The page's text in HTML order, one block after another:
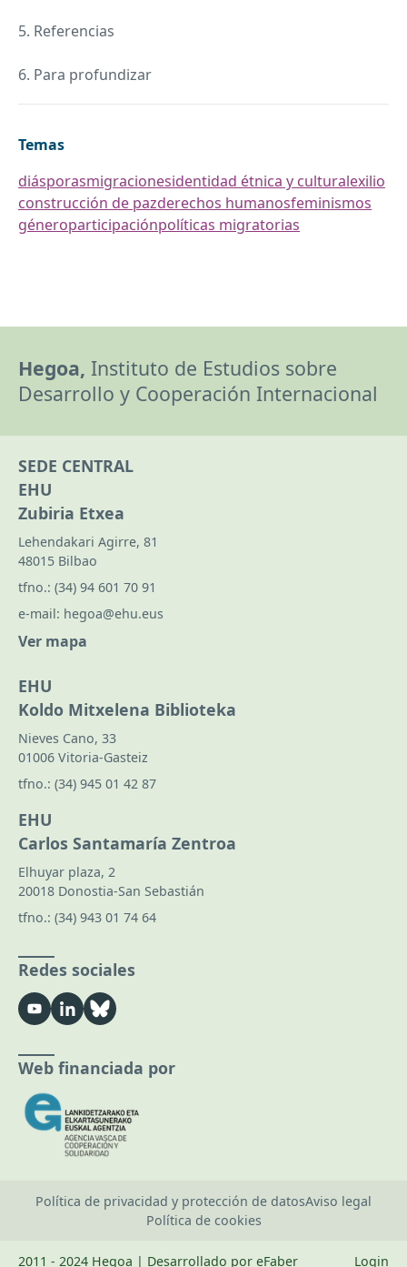
5. Referencias
6. Para profundizar
Temas
diásporasmigracionesidentidad étnica y culturalexilio
construcción de pazderechos humanosfeminismos
géneroparticipaciónpolíticas migratorias
Hegoa, Instituto de Estudios sobre
Desarrollo y Cooperación Internacional
SEDE CENTRAL
EHU
Zubiria Etxea
Lehendakari Agirre, 81
48015 Bilbao
tfno.: (34) 94 601 70 91
e-mail: hegoa@ehu.eus
Ver mapa
EHU
Koldo Mitxelena Biblioteka
Nieves Cano, 33
01006 Vitoria-Gasteiz
tfno.: (34) 945 01 42 87
EHU
Carlos Santamaría Zentroa
Elhuyar plaza, 2
20018 Donostia-San Sebastián
tfno.: (34) 943 01 74 64
Redes sociales
Web financiada por
Política de privacidad y protección de datosAviso legal
Política de cookies
2011 - 2024 Hegoa | Desarrollado por eFaber Login